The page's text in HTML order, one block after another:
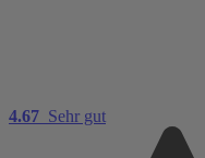
4.67 Sehr gut